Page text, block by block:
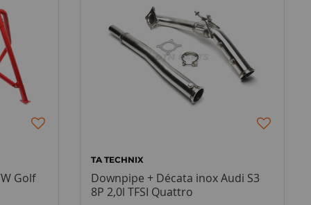
Golf
TA TECHNIX
Downpipe + Décata inox Audi S3
8P 2,0l TFSI Quattro